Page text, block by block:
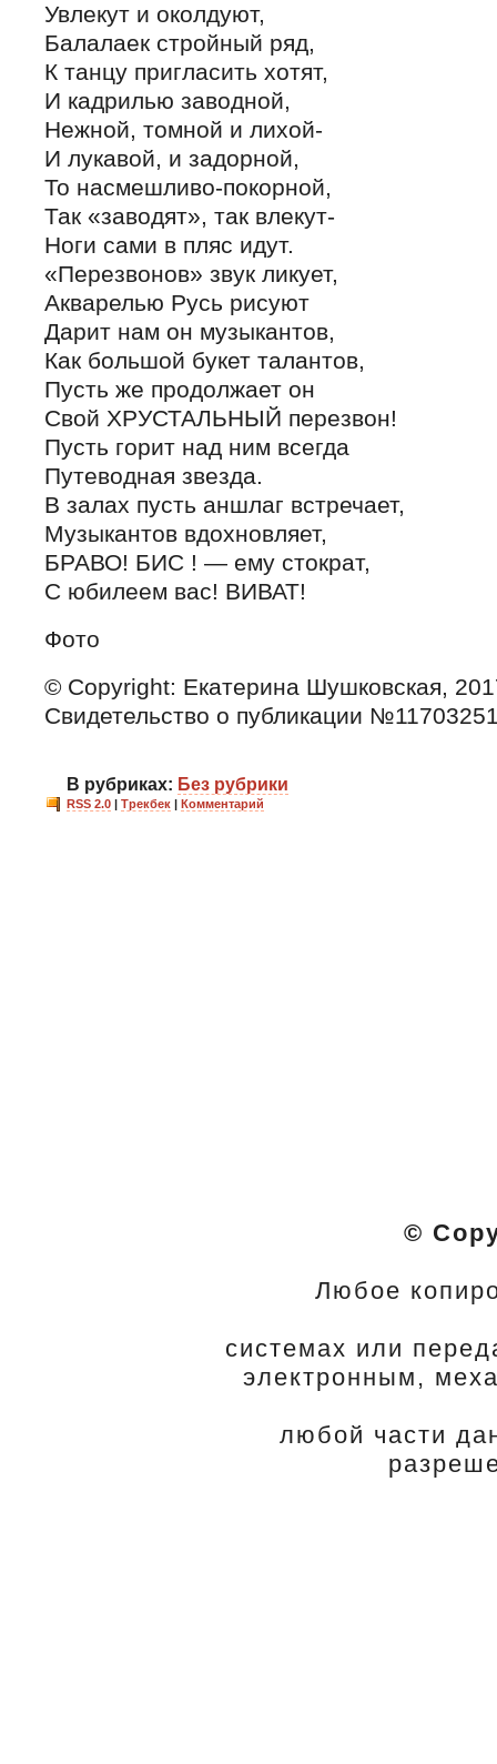
Увлекут и околдуют,
Балалаек стройный ряд,
К танцу пригласить хотят,
И кадрилью заводной,
Нежной, томной и лихой-
И лукавой, и задорной,
То насмешливо-покорной,
Так «заводят», так влекут-
Ноги сами в пляс идут.
«Перезвонов» звук ликует,
Акварелью Русь рисуют
Дарит нам он музыкантов,
Как большой букет талантов,
Пусть же продолжает он
Свой ХРУСТАЛЬНЫЙ перезвон!
Пусть горит над ним всегда
Путеводная звезда.
В залах пусть аншлаг встречает,
Музыкантов вдохновляет,
БРАВО! БИС ! — ему стократ,
С юбилеем вас! ВИВАТ!
Фото
© Copyright: Екатерина Шушковская,
Свидетельство о публикации
В рубриках: Без рубрики
RSS 2.0 | Трекбек | Комментарий
©
Любое
системах или
электронным,
любой части